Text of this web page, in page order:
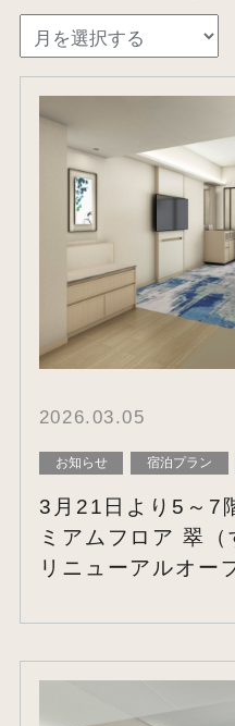
2026.03.05
お知らせ 宿泊プラン
3月21日より5～7
ミアムフロア 翠
リニューアルオー